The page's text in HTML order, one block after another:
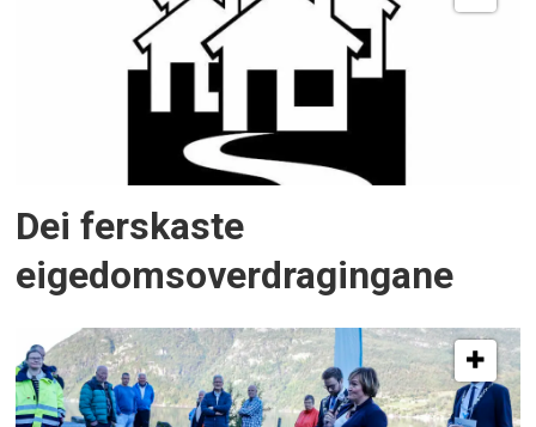
Dei ferskaste
eigedomsoverdragingane